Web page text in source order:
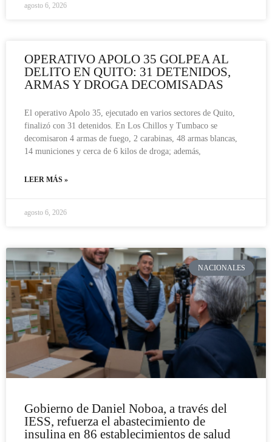
agosto 6, 2026
OPERATIVO APOLO 35 GOLPEA AL
DELITO EN QUITO: 31 DETENIDOS,
ARMAS Y DROGA DECOMISADAS
El operativo Apolo 35, ejecutado en varios sectores de Quito,
finalizó con 31 detenidos. En Los Chillos y Tumbaco se
decomisaron 4 armas de fuego, 2 carabinas, 48 armas blancas,
14 municiones y cerca de 6 kilos de droga; además,
LEER MÁS »
agosto 6, 2026
NACIONALES
Gobierno de Daniel Noboa, a través del
IESS, refuerza el abastecimiento de
insulina en 86 establecimientos de salud